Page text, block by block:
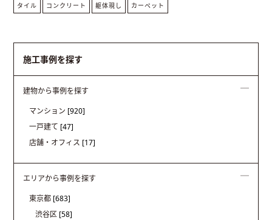
タイル コンクリート 躯体現し カーペット
施工事例を探す
建物から事例を探す
マンション [920]
一戸建て [47]
店舗・オフィス [17]
エリアから事例を探す
東京都 [683]
渋谷区 [58]